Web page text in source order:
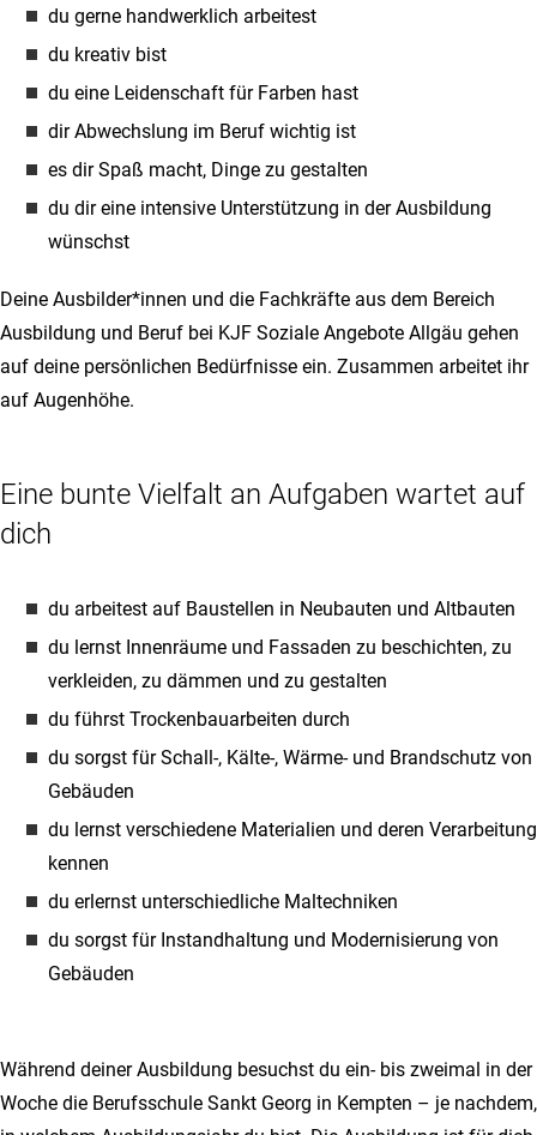
du gerne handwerklich arbeitest
du kreativ bist
du eine Leidenschaft für Farben hast
dir Abwechslung im Beruf wichtig ist
es dir Spaß macht, Dinge zu gestalten
du dir eine intensive Unterstützung in der Ausbildung
wünschst
Deine Ausbilder*innen und die Fachkräfte aus dem Bereich
Ausbildung und Beruf bei KJF Soziale Angebote Allgäu gehen
auf deine persönlichen Bedürfnisse ein. Zusammen arbeitet ihr
auf Augenhöhe.
Eine bunte Vielfalt an Aufgaben wartet auf
dich
du arbeitest auf Baustellen in Neubauten und Altbauten
du lernst Innenräume und Fassaden zu beschichten, zu
verkleiden, zu dämmen und zu gestalten
du führst Trockenbauarbeiten durch
du sorgst für Schall-, Kälte-, Wärme- und Brandschutz von
Gebäuden
du lernst verschiedene Materialien und deren Verarbeitung
kennen
du erlernst unterschiedliche Maltechniken
du sorgst für Instandhaltung und Modernisierung von
Gebäuden
Während deiner Ausbildung besuchst du ein- bis zweimal in der
Woche die Berufsschule Sankt Georg in Kempten – je nachdem,